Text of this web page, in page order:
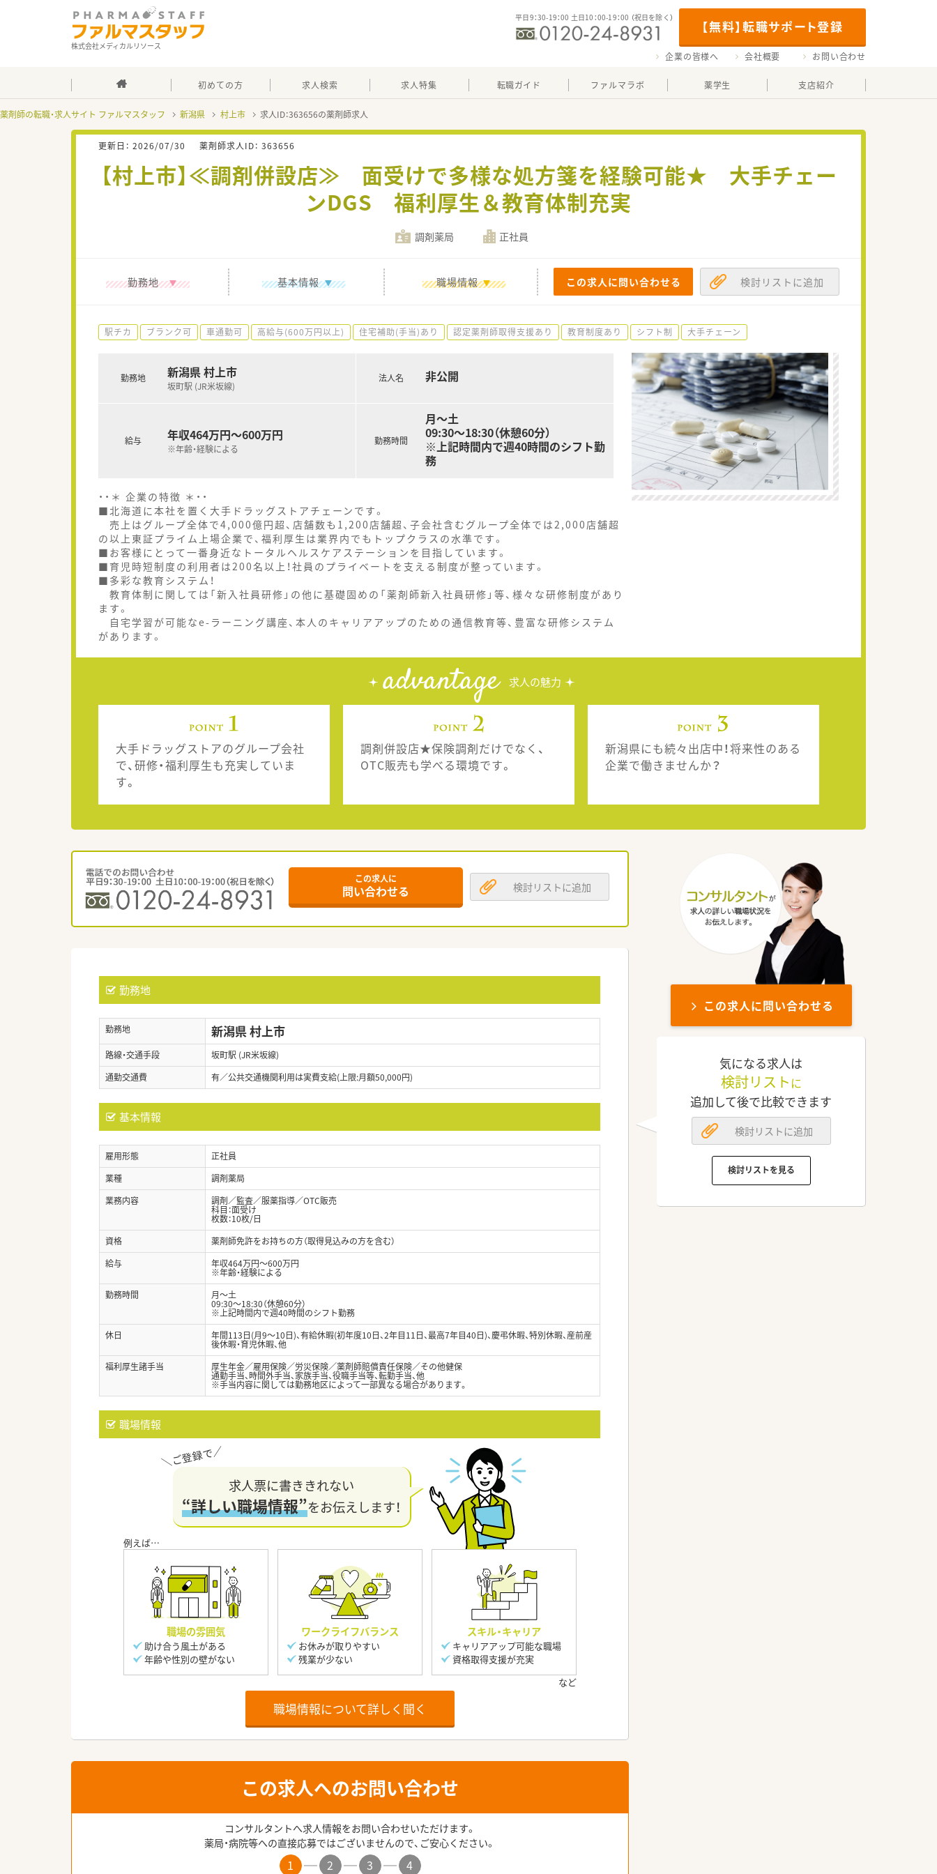
株式会社メディカルリソース
【無料】転職サポート登録
平日9：30-19：00 土日10：00-19：00 （祝日を除く）
企業の皆様へ 会社概要 お問い合わせ
初めての方 求人検索 求人特集 転職ガイド ファルマラボ 薬学生 支店紹介
薬剤師の転職・求人サイト ファルマスタッフ 新潟県 村上市 求人ID：363656の薬剤師求人
更新日： 2026/07/30 薬剤師求人ID： 363656
【村上市】≪調剤併設店≫ 面受けで多様な処方箋を経験可能★ 大手チェー
ンDGS 福利厚生＆教育体制充実
調剤薬局 正社員
勤務地 基本情報 職場情報 この求人に問い合わせる 検討リストに追加
駅チカ ブランク可 車通勤可 高給与(600万円以上) 住宅補助(手当)あり 認定薬剤師取得支援あり 教育制度あり シフト制 大手チェーン
勤務地 新潟県 村上市
坂町駅 (JR米坂線)
給与 年収464万円～600万円
※年齢・経験による
法人名 非公開
勤務時間
月～土
09:30～18:30（休憩60分）
※上記時間内で週40時間のシフト勤
務
・・＊ 企業の特徴 ＊・・
■北海道に本社を置く大手ドラッグストアチェーンです。
売上はグループ全体で4,000億円超、店舗数も1,200店舗超、子会社含むグループ全体では2,000店舗超
の以上東証プライム上場企業で、福利厚生は業界内でもトップクラスの水準です。
■お客様にとって一番身近なトータルヘルスケアステーションを目指しています。
■育児時短制度の利用者は200名以上！社員のプライベートを支える制度が整っています。
■多彩な教育システム！
教育体制に関しては「新入社員研修」の他に基礎固めの「薬剤師新入社員研修」等、様々な研修制度があり
ます。
自宅学習が可能なe-ラーニング講座、本人のキャリアアップのための通信教育等、豊富な研修システム
があります。
advantage 求人の魅力
大手ドラッグストアのグループ会社
で、研修・福利厚生も充実していま
す。
調剤併設店★保険調剤だけでなく、
OTC販売も学べる環境です。
新潟県にも続々出店中！将来性のある
企業で働きませんか？
この求人に
問い合わせる 検討リストに追加
勤務地
勤務地 新潟県 村上市
路線・交通手段
坂町駅 (JR米坂線)
通勤交通費
有／公共交通機関利用は実費支給(上限:月額50,000円)
基本情報
雇用形態
正社員
業種
調剤薬局
業務内容
調剤／監査／服薬指導／OTC販売
科目：面受け
枚数：10枚/日
資格
薬剤師免許をお持ちの方（取得見込みの方を含む）
給与
年収464万円～600万円
※年齢・経験による
勤務時間
月～土
09:30～18:30（休憩60分）
※上記時間内で週40時間のシフト勤務
休日
年間113日(月9～10日)、有給休暇(初年度10日、2年目11日、最高7年目40日)、慶弔休暇、特別休暇、産前産
後休暇・育児休暇、他
福利厚生諸手当
厚生年金／雇用保険／労災保険／薬剤師賠償責任保険／その他健保
通勤手当、時間外手当、家族手当、役職手当等、転勤手当、他
※手当内容に関しては勤務地区によって一部異なる場合があります。
職場情報
求人票に書ききれない
“詳しい職場情報”をお伝えします！
職場の雰囲気
助け合う風土がある
年齢や性別の壁がない
ワークライフバランス
お休みが取りやすい
残業が少ない
スキル・キャリア
キャリアアップ可能な職場
資格取得支援が充実
職場情報について詳しく聞く
この求人へのお問い合わせ
コンサルタントへ求人情報をお問い合わせいただけます。
薬局・病院等への直接応募ではございませんので、ご安心ください。
1 2 3 4
この求人に問い合わせる
気になる求人は
検討リスト に
追加して後で比較できます
検討リストに追加
検討リストを見る